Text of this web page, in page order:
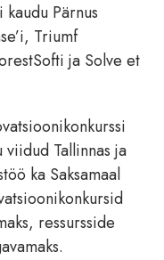
Pärnus
Triumf
ja Solve et
Tallinnas ja
ka Saksamaal
ressursside